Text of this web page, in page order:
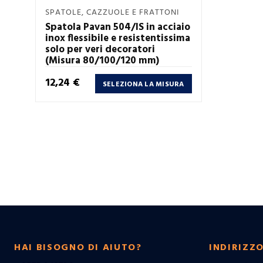
Anteprima
SPATOLE, CAZZUOLE E FRATTONI
Spatola Pavan 504/IS in acciaio
inox flessibile e resistentissima
solo per veri decoratori
(Misura 80/100/120 mm)
Prezzo
12,24 € SELEZIONA LA MISURA
HAI BISOGNO DI AIUTO?
INDIRIZZO